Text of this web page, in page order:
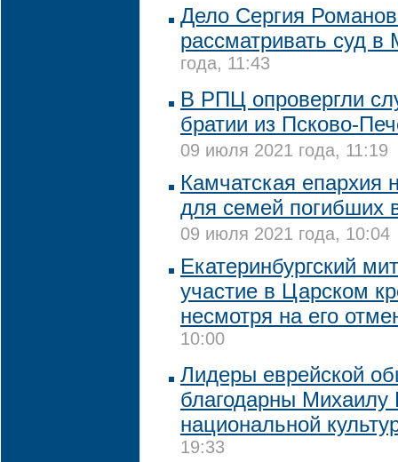
Дело Сергия
рассматривать суд в
года, 11:43
В РПЦ опровергли
братии из Псково-
09 июля 2021 года, 11:19
Камчатская епархия
для семей погибших
09 июля 2021 года, 10:04
Екатеринбургский
участие в Царском
несмотря на его
10:00
Лидеры еврейской
благодарны Михаилу
национальной
19:33